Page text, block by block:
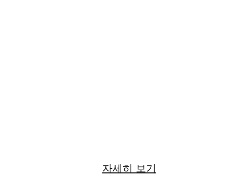
자세히 보기